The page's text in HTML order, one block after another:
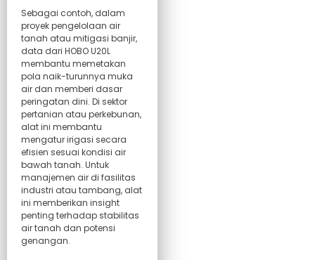
Sebagai contoh, dalam
proyek pengelolaan air
tanah atau mitigasi banjir,
data dari HOBO U20L
membantu memetakan
pola naik-turunnya muka
air dan memberi dasar
peringatan dini. Di sektor
pertanian atau perkebunan,
alat ini membantu
mengatur irigasi secara
efisien sesuai kondisi air
bawah tanah. Untuk
manajemen air di fasilitas
industri atau tambang, alat
ini memberikan insight
penting terhadap stabilitas
air tanah dan potensi
genangan.